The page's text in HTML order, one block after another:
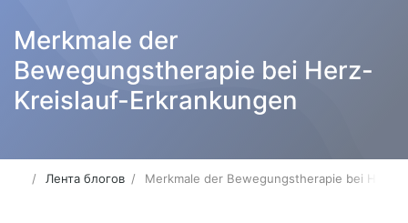
Merkmale der
Bewegungstherapie bei Herz-
Kreislauf-Erkrankungen
Лента блогов Merkmale der Bewegungstherapie bei Herz-